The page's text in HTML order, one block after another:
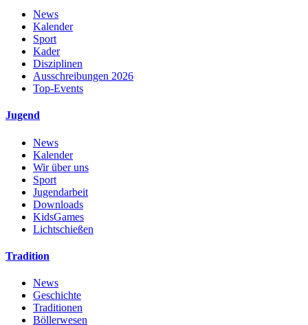
News
Kalender
Sport
Kader
Disziplinen
Ausschreibungen 2026
Top-Events
Jugend
News
Kalender
Wir über uns
Sport
Jugendarbeit
Downloads
KidsGames
Lichtschießen
Tradition
News
Geschichte
Traditionen
Böllerwesen